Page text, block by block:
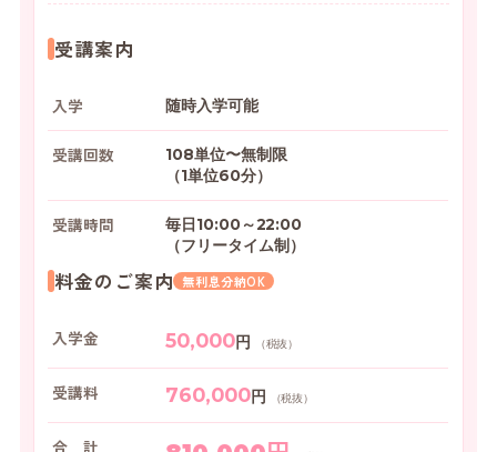
受講案内
入学 随時入学可能
受講回数
108単位〜無制限
（1単位60分）
受講時間
毎日10:00～22:00
（フリータイム制）
料金のご案内 無利息分納OK
入学金 50,000円 （税抜）
受講料 760,000円 （税抜）
合 計